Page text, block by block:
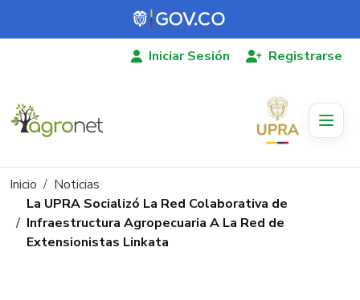
Pasar al contenido principal
Iniciar Sesión Registrarse
Ruta de navegación
Inicio
Noticias
La UPRA Socializó La Red Colaborativa de
Infraestructura Agropecuaria A La Red de
Extensionistas Linkata